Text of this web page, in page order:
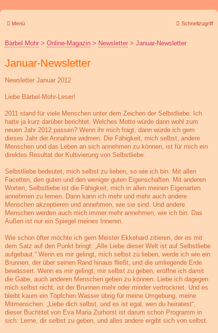
Menü Schnellzugriff
Bärbel Mohr > Online-Magazin > Newsletter > Januar-Newsletter
Januar-Newsletter
Newsletter Januar 2012
Liebe Bärbel-Mohr-Leser!
2011 stand für viele Menschen unter dem Zeichen der Selbstliebe. Ich
hatte ja kurz darüber berichtet. Welches Motto würde dann wohl zum
neuen Jahr 2012 passen? Wenn ihr mich fragt, dann würde ich gern
dieses Jahr der Annahme widmen. Die Fähigkeit, mich selbst, andere
Menschen und das Leben an sich annehmen zu können, ist für mich ein
direktes Resultat der Kultivierung von Selbstliebe.
Selbstliebe bedeutet, mich selbst zu lieben, so wie ich bin. Mit allen
Facetten, den guten und den weniger guten Eigenschaften. Mit anderen
Worten, Selbstliebe ist die Fähigkeit, mich in allen meinen Eigenarten
annehmen zu lernen. Dann kann ich mehr und mehr auch andere
Menschen akzeptieren und annehmen, wie sie sind. Und andere
Menschen werden auch mich immer mehr annehmen, wie ich bin. Das
Außen ist nur ein Spiegel meines Inneren.
Wie schon öfter möchte ich gern Meister Ekkehard zitieren, der es mit
dem Satz auf den Punkt bringt: „Alle Liebe dieser Welt ist auf Selbstliebe
aufgebaut.“ Wenn es mir gelingt, mich selbst zu lieben, werde ich wie ein
Brunnen, der über seinen Rand hinaus fließt, und die umliegende Erde
bewässert. Wenn es mir gelingt, mir selbst zu geben, eröffne ich damit
die Gabe, auch anderen Menschen geben zu können. Liebe ich dagegen
mich selbst nicht, ist der Brunnen mehr oder minder vertrocknet. Und es
bleibt kaum ein Töpfchen Wasser übrig für meine Umgebung, meine
Mitmenschen. „Liebe dich selbst, und es ist egal, wen du heiratest“,
dieser Buchtitel von Eva Maria Zurhorst ist darum schon Programm in
sich: Lerne, dir selbst zu geben, und alles andere ergibt sich von selbst.